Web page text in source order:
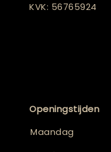
KVK: 56765924
Openingstijden
Maandag